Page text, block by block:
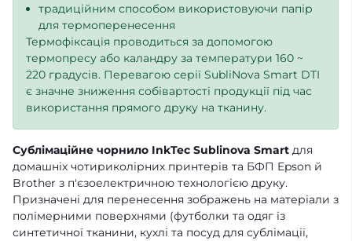
традиційним способом використовуючи папір
для термоперенесення
Термофіксація проводиться за допомогою
термопресу або каландру за температури 160 ~
220 градусів. Перевагою серії SubliNova Smart DTI
є значне зниження собівартості продукції під час
використання прямого друку на тканину.
Сублімаційне чорнило InkTec Sublinova Smart для
домашніх чотириколірних принтерів та БФП Epson й
Brother з п'єзоелектричною технологією друку.
Призначені для перенесення зображень на матеріали з
полімерними поверхнями (футболки та одяг із
синтетичної тканини, кухлі та посуд для сублімації,